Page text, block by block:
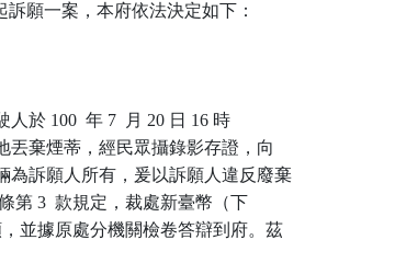
訴願一案，本府依法決定如下：
於 100  年 7  月 20 日 16 時
丟棄煙蒂，經民眾攝錄影存證，向
為訴願人所有，爰以訴願人違反廢棄
第 3  款規定，裁處新臺幣（下
並據原處分機關檢卷答辯到府。茲